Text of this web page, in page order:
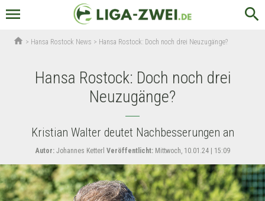
menu search
home > Hansa Rostock News > Hansa Rostock: Doch noch drei Neuzugänge?
Hansa Rostock: Doch noch drei
Neuzugänge?
Kristian Walter deutet Nachbesserungen an
Autor:Johannes Ketterl Veröffentlicht:Mittwoch, 10.01.24 | 15:09